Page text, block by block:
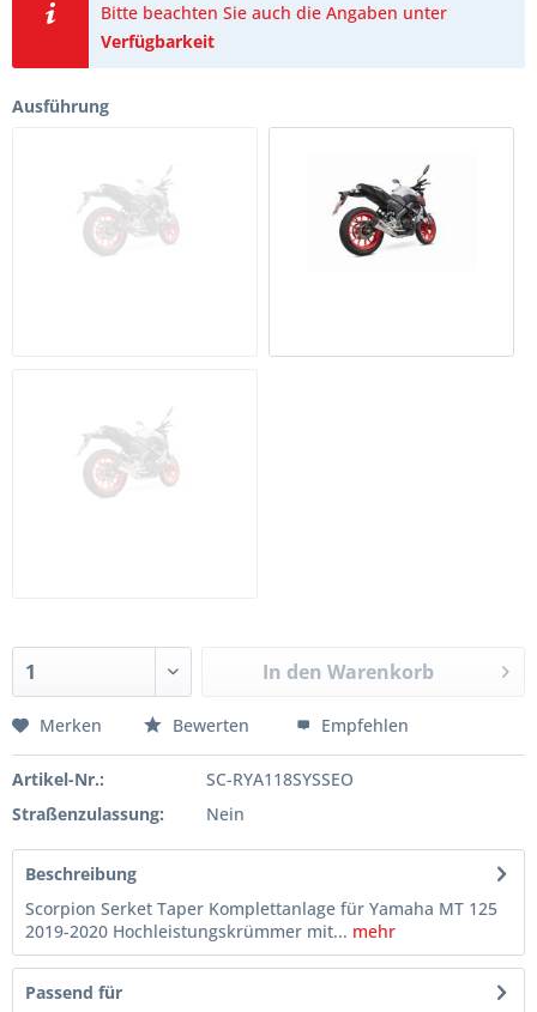
Bitte beachten Sie auch die Angaben unter
Verfügbarkeit
Ausführung
In den Warenkorb
Merken Bewerten Empfehlen
Artikel-Nr.:
SC-RYA118SYSSEO
Straßenzulassung:
Nein
Beschreibung
Scorpion Serket Taper Komplettanlage für Yamaha MT 125
2019-2020 Hochleistungskrümmer mit... mehr
Passend für